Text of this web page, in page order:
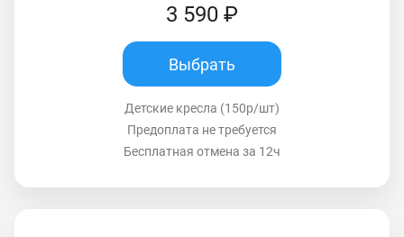
3 590 ₽
Выбрать
Детские кресла (150р/шт)
Предоплата не требуется
Бесплатная отмена за 12ч